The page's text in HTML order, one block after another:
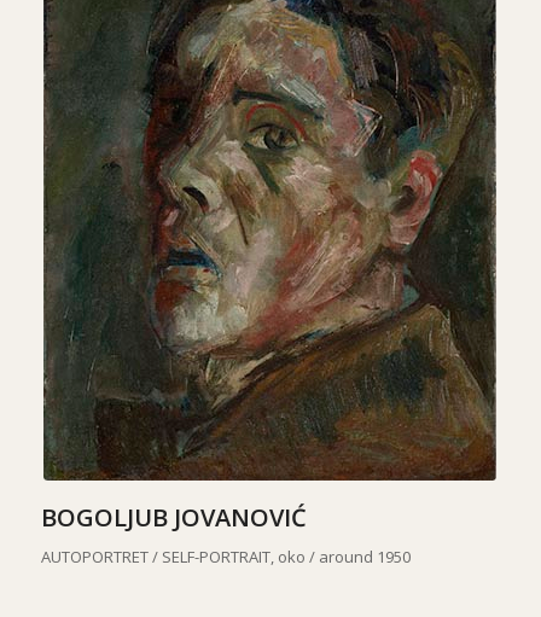
BOGOLJUB JOVANOVIĆ
AUTOPORTRET / SELF-PORTRAIT, oko / around 1950